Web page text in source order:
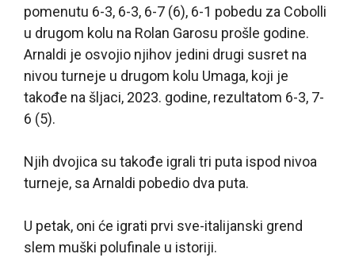
pomenutu 6-3, 6-3, 6-7 (6), 6-1 pobedu za Cobolli
u drugom kolu na Rolan Garosu prošle godine.
Arnaldi je osvojio njihov jedini drugi susret na
nivou turneje u drugom kolu Umaga, koji je
takođe na šljaci, 2023. godine, rezultatom 6-3, 7-
6 (5).
Njih dvojica su takođe igrali tri puta ispod nivoa
turneje, sa Arnaldi pobedio dva puta.
U petak, oni će igrati prvi sve-italijanski grend
slem muški polufinale u istoriji.